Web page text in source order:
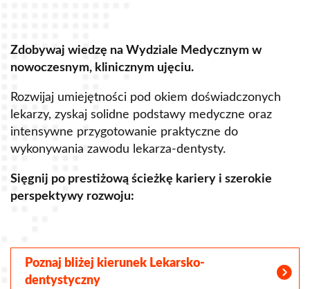
Zdobywaj wiedzę na Wydziale Medycznym w
nowoczesnym, klinicznym ujęciu.
Rozwijaj umiejętności pod okiem doświadczonych
lekarzy, zyskaj solidne podstawy medyczne oraz
intensywne przygotowanie praktyczne do
wykonywania zawodu lekarza-dentysty.
Sięgnij po prestiżową ścieżkę kariery i szerokie
perspektywy rozwoju:
Poznaj bliżej kierunek Lekarsko-
dentystyczny